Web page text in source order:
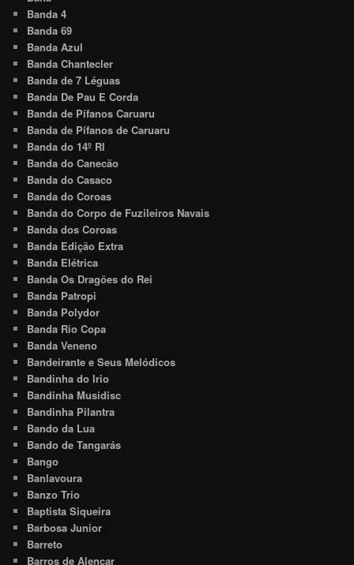
Banda 4
Banda 69
Banda Azul
Banda Chantecler
Banda de 7 Léguas
Banda De Pau E Corda
Banda de Pífanos Caruaru
Banda de Pífanos de Caruaru
Banda do 14º RI
Banda do Canecão
Banda do Casaco
Banda do Coroas
Banda do Corpo de Fuzileiros Navais
Banda dos Coroas
Banda Edição Extra
Banda Elétrica
Banda Os Dragões do Rei
Banda Patropi
Banda Polydor
Banda Rio Copa
Banda Veneno
Bandeirante e Seus Melódicos
Bandinha do Irio
Bandinha Musidisc
Bandinha Pilantra
Bando da Lua
Bando de Tangarás
Bango
Banlavoura
Banzo Trio
Baptista Siqueira
Barbosa Junior
Barreto
Barros de Alencar